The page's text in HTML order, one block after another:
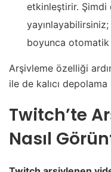
etkinleştirir. Şimdi
boyunca
Arşivleme özelliği
ile de kalıcı
Twitch’te
Nasıl